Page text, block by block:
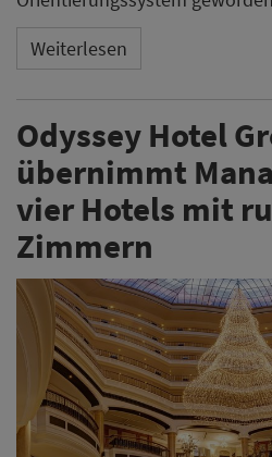
Weiterlesen
Odyssey Hotel
übernimmt
vier Hotels mit
Zimmern